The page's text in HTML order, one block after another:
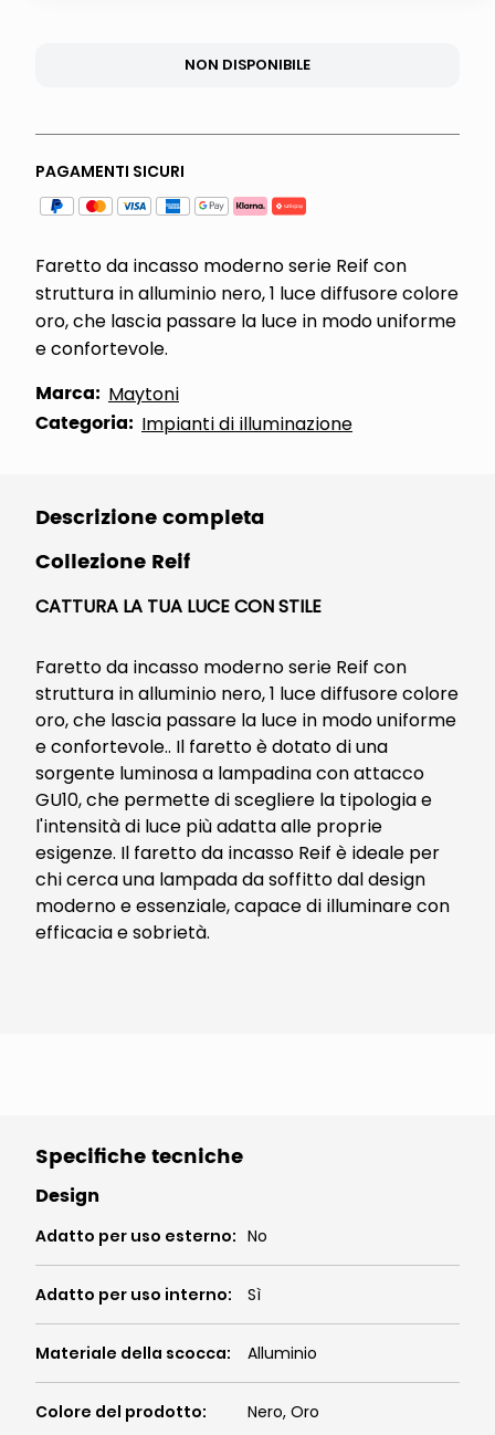
NON DISPONIBILE
PAGAMENTI SICURI
Faretto da incasso moderno serie Reif con
struttura in alluminio nero, 1 luce diffusore colore
oro, che lascia passare la luce in modo uniforme
e confortevole.
Marca: Maytoni
Categoria: Impianti di illuminazione
Descrizione completa
Collezione Reif
CATTURA LA TUA LUCE CON STILE
Faretto da incasso moderno serie Reif con
struttura in alluminio nero, 1 luce diffusore colore
oro, che lascia passare la luce in modo uniforme
e confortevole.. Il faretto è dotato di una
sorgente luminosa a lampadina con attacco
GU10, che permette di scegliere la tipologia e
l'intensità di luce più adatta alle proprie
esigenze. Il faretto da incasso Reif è ideale per
chi cerca una lampada da soffitto dal design
moderno e essenziale, capace di illuminare con
efficacia e sobrietà.
Specifiche tecniche
Design
Adatto per uso esterno: No
Adatto per uso interno: Sì
Materiale della scocca: Alluminio
Colore del prodotto: Nero, Oro